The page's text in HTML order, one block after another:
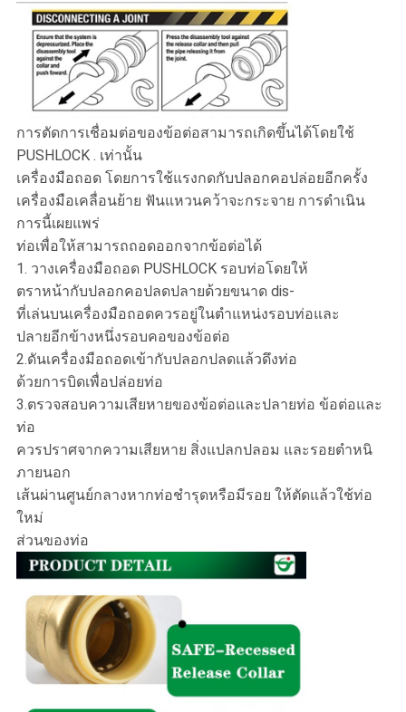
การตัดการเชื่อมต่อของข้อต่อสามารถเกิดขึ้นได้โดยใช้
PUSHLOCK . เท่านั้น
เครื่องมือถอด โดยการใช้แรงกดกับปลอกคอปล่อยอีกครั้ง
เครื่องมือเคลื่อนย้าย ฟันแหวนคว้าจะกระจาย การดำเนิน
การนี้เผยแพร่
ท่อเพื่อให้สามารถถอดออกจากข้อต่อได้
1. วางเครื่องมือถอด PUSHLOCK รอบท่อโดยให้
ตราหน้ากับปลอกคอปลดปลายด้วยขนาด dis-
ที่เล่นบนเครื่องมือถอดควรอยู่ในตำแหน่งรอบท่อและ
ปลายอีกข้างหนึ่งรอบคอของข้อต่อ
2.ดันเครื่องมือถอดเข้ากับปลอกปลดแล้วดึงท่อ
ด้วยการบิดเพื่อปล่อยท่อ
3.ตรวจสอบความเสียหายของข้อต่อและปลายท่อ ข้อต่อและ
ท่อ
ควรปราศจากความเสียหาย สิ่งแปลกปลอม และรอยตำหนิ
ภายนอก
เส้นผ่านศูนย์กลางหากท่อชำรุดหรือมีรอย ให้ตัดแล้วใช้ท่อ
ใหม่
ส่วนของท่อ